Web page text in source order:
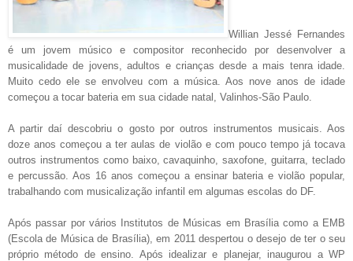
Willian Jessé Fernandes
é um jovem músico e compositor reconhecido por desenvolver a
musicalidade de jovens, adultos e crianças desde a mais tenra idade.
Muito cedo ele se envolveu com a música. Aos nove anos de idade
começou a tocar bateria em sua cidade natal, Valinhos-São Paulo.
A partir daí descobriu o gosto por outros instrumentos musicais. Aos
doze anos começou a ter aulas de violão e com pouco tempo já tocava
outros instrumentos como baixo, cavaquinho, saxofone, guitarra, teclado
e percussão. Aos 16 anos começou a ensinar bateria e violão popular,
trabalhando com musicalização infantil em algumas escolas do DF.
Após passar por vários Institutos de Músicas em Brasília como a EMB
(Escola de Música de Brasília), em 2011 despertou o desejo de ter o seu
próprio método de ensino. Após idealizar e planejar, inaugurou a WP